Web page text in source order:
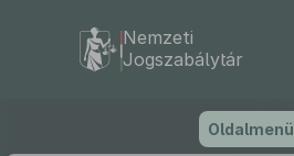
Nemzeti
Jogszabálytár
Oldalmenü